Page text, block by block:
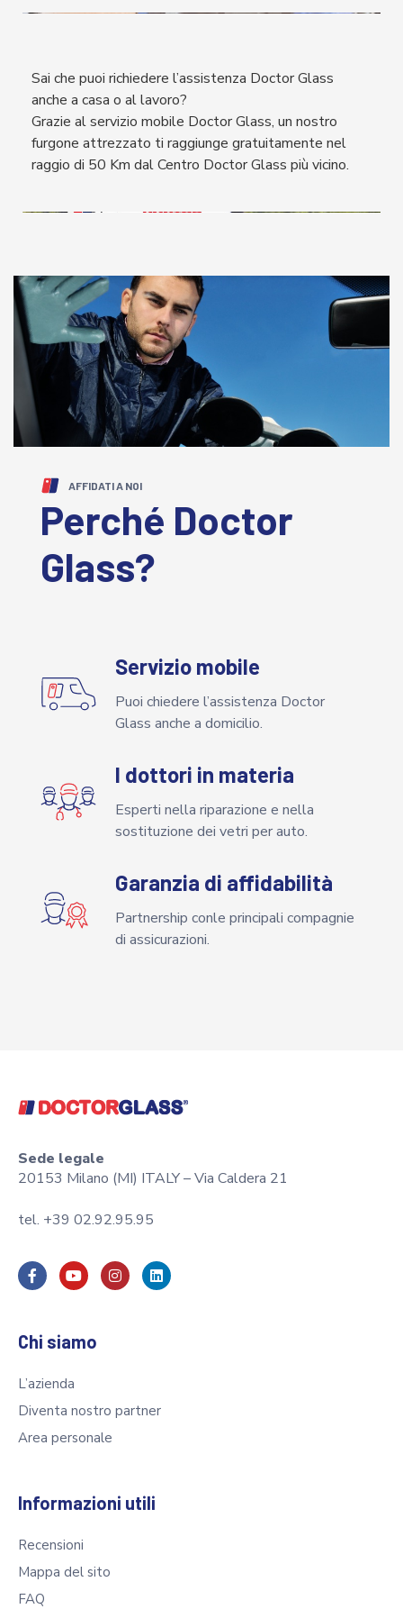
Sai che puoi richiedere l’assistenza Doctor Glass
anche a casa o al lavoro?
Grazie al servizio mobile Doctor Glass, un nostro
furgone attrezzato ti raggiunge gratuitamente nel
raggio di 50 Km dal Centro Doctor Glass più vicino.
AFFIDATI A NOI
Perché Doctor
Glass?
Servizio mobile
Puoi chiedere l’assistenza Doctor
Glass anche a domicilio.
I dottori in materia
Esperti nella riparazione e nella
sostituzione dei vetri per auto.
Garanzia di affidabilità
Partnership conle principali compagnie
di assicurazioni.
Sede legale
20153 Milano (MI) ITALY – Via Caldera 21
tel. +39 02.92.95.95
Chi siamo
L’azienda
Diventa nostro partner
Area personale
Informazioni utili
Recensioni
Mappa del sito
FAQ